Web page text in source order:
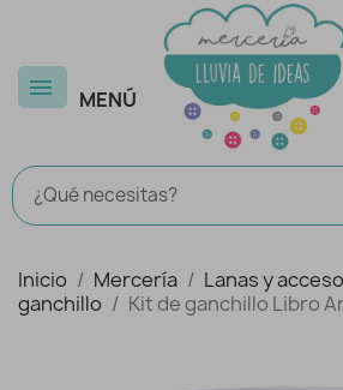
MENÚ
Inicio Mercería Lanas y
ganchillo
Kit de ganchillo Libro